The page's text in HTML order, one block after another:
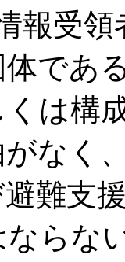
受領
であ
は構
なく
難支
らな